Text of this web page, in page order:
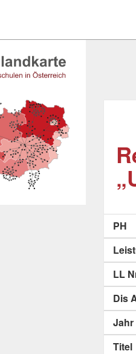
PH
LL
Dis
Jahr
Titel